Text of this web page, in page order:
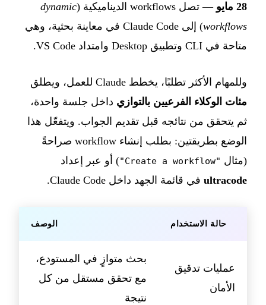
28 مايو — تصل workflows الديناميكية (
dynamic
workflows
) إلى Claude Code في معاينة بحثية، وهي
متاحة في CLI وتطبيق Desktop وامتداد VS Code.
وللمهام الأكثر تطلبًا، يخطط Claude للعمل، ويطلق
مئات الوكلاء الفرعيين بالتوازي داخل جلسة واحدة،
ثم يتحقق من نتائجه قبل تقديم الجواب. ويتفعّل هذا
الوضع بطريقتين: بطلب إنشاء workflow صراحةً
(مثال "Create a workflow"
) أو عبر إعداد
ultracode في قائمة الجهد داخل Claude Code.
حالة الاستخدام الوصف
عمليات تدقيق
الأمان
بحث متوازٍ في المستودع،
مع تحقق مستقل من كل
نتيجة